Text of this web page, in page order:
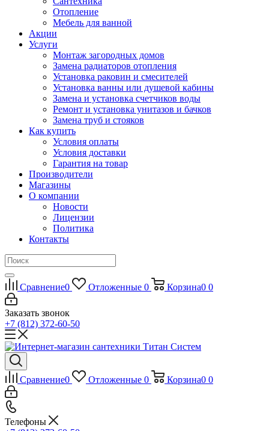
Отопление
Мебель для ванной
Акции
Услуги
Монтаж загородных домов
Замена радиаторов отопления
Установка раковин и смесителей
Установка ванны или душевой кабины
Замена и установка счетчиков воды
Ремонт и установка унитазов и бачков
Замена труб и стояков
Как купить
Условия оплаты
Условия доставки
Гарантия на товар
Производители
Магазины
О компании
Новости
Лицензии
Политика
Контакты
Сравнение0 Отложенные 0 Корзина0 0
Заказать звонок
+7 (812) 372-60-50
Сравнение0 Отложенные 0 Корзина0 0
Телефоны